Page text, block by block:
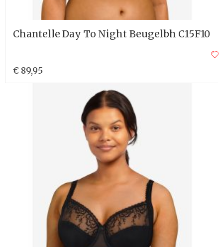
Chantelle Day To Night Beugelbh C15F10
€ 89,95